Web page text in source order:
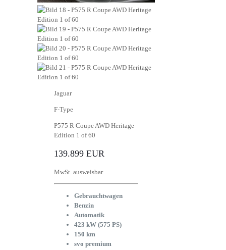
Jaguar
F-Type
P575 R Coupe AWD Heritage
Edition 1 of 60
139.899 EUR
MwSt. ausweisbar
Gebrauchtwagen
Benzin
Automatik
423 kW (575 PS)
150 km
svo premium